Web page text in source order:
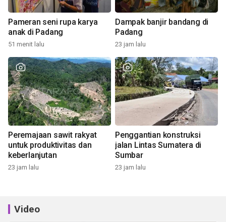
Pameran seni rupa karya
anak di Padang
51 menit lalu
Dampak banjir bandang di
Padang
23 jam lalu
Peremajaan sawit rakyat
untuk produktivitas dan
keberlanjutan
23 jam lalu
Penggantian konstruksi
jalan Lintas Sumatera di
Sumbar
23 jam lalu
Video